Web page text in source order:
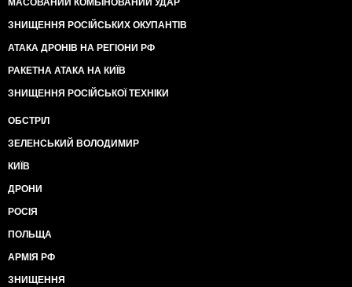
МАСОВАНИЙ КОМБІНОВАНИЙ УДАР
ЗНИЩЕННЯ РОСІЙСЬКИХ ОКУПАНТІВ
АТАКА ДРОНІВ НА РЕГІОНИ РФ
РАКЕТНА АТАКА НА КИЇВ
ЗНИЩЕННЯ РОСІЙСЬКОЇ ТЕХНІКИ
ОБСТРІЛ
ЗЕЛЕНСЬКИЙ ВОЛОДИМИР
КИЇВ
ДРОНИ
РОСІЯ
ПОЛЬЩА
АРМІЯ РФ
ЗНИЩЕННЯ